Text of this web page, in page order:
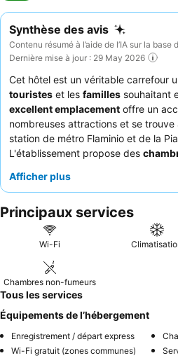
Synthèse des avis
Contenu résumé à l’aide de l’IA sur la
Dernière mise à jour : 29 May 2026
Cet hôtel est un véritable carrefour
touristes et les familles souhaitant
excellent emplacement offre un
nombreuses attractions et se trouve
station de métro Flaminio et de la
L'établissement propose des
connexion Wi-Fi fiable partout. Les
Pour un séjour plus calme, il est
chambre donnant sur le jardin.
Afficher plus
Principaux services
Wi-Fi
Chambres non-fumeurs
Tous les services
Équipements de l’hébergement
Enregistrement / départ express
Wi-Fi gratuit (zones communes)